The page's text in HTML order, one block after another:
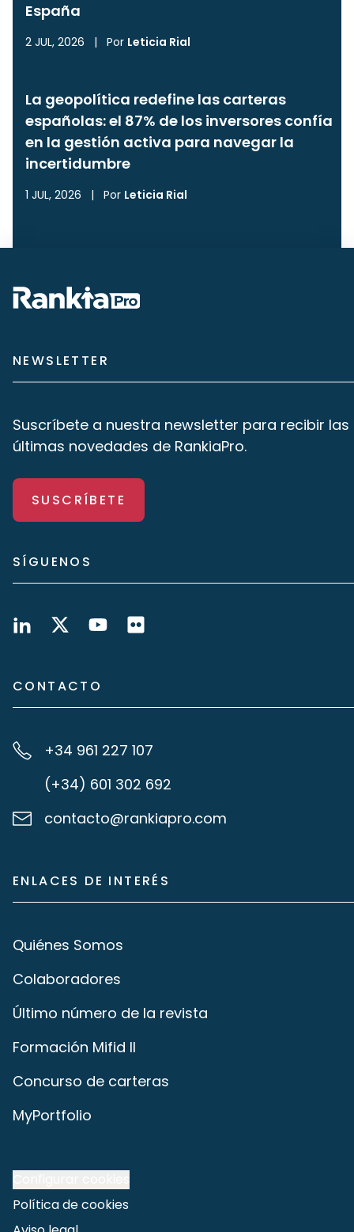
España
2 JUL, 2026 | Por Leticia Rial
La geopolítica redefine las carteras
españolas: el 87% de los inversores confía
en la gestión activa para navegar la
incertidumbre
1 JUL, 2026 | Por Leticia Rial
NEWSLETTER
Suscríbete a nuestra newsletter para recibir las
últimas novedades de RankiaPro.
SUSCRÍBETE
SÍGUENOS
CONTACTO
+34 961 227 107
(+34) 601 302 692
contacto@rankiapro.com
ENLACES DE INTERÉS
Quiénes Somos
Colaboradores
Último número de la revista
Formación Mifid II
Concurso de carteras
MyPortfolio
Política de cookies